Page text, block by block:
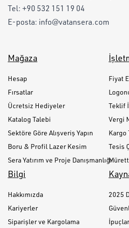
Tel: +90 532 151 19 04
E-posta: info@vatansera.com
Mağaza
Hesap
Fırsatlar
Ücretsiz Hediyeler
Katalog Talebi
Sektöre Göre Alışveriş Yapın
Boru & Profil Lazer Kesim
Sera Yatırım ve Proje Danışmanlığı
Fiyat
Teklif
Vergi
Kargo
Tesis
Bilgi
Hakkımızda
Kariyerler
Siparişler ve Kargolama
2025